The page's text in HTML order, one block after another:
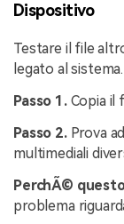
Dispositivo
Testare il file
legato al sistema.
Passo 1.Copia il
Passo 2.Prova
multimediali
PerchÃ©
problema